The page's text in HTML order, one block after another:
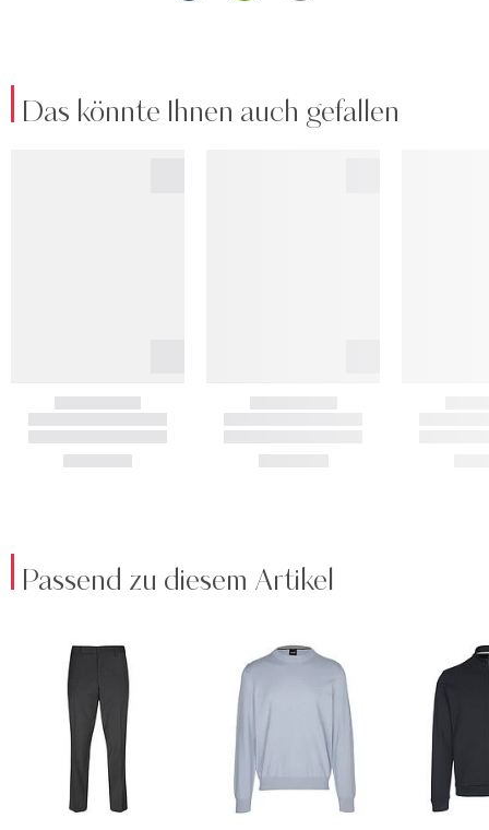
Das könnte Ihnen auch gefallen
Passend zu diesem Artikel